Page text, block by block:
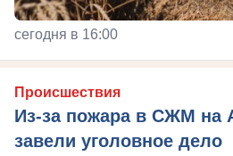
сегодня в 16:00
Происшествия
Из-за пожара в СЖМ на
завели уголовное дело